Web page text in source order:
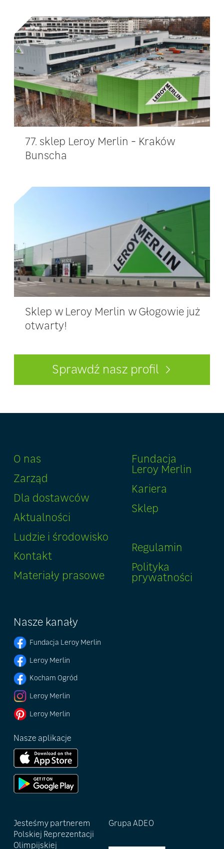
Sprawdź nasz profil
77. sklep Leroy Merlin - Kraków
Bunscha
Sklep w Leroy Merlin w Głogowie już
otwarty!
O nas
Zarząd
Dla dostawców
Aktualności
Ludzie i środowisko
Kontakt
Materiały prasowe
Fundacja
Leroy Merlin
Kariera
Sklep
Regulamin
Polityka
prywatności
Nasze kanały
Fundacja Leroy Merlin
Leroy Merlin
Kocham Ogród
Leroy Merlin
Leroy Merlin
Nasze aplikacje
Jesteśmy partnerem
Polskiej Reprezentacji
Olimpijskiej
Grupa ADEO